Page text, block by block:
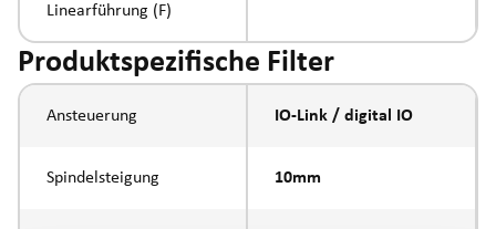
Linearführung (F)
Produktspezifische Filter
Ansteuerung IO-Link / digital IO
Spindelsteigung 10mm